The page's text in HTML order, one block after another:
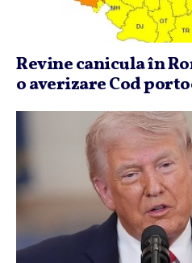
Revine canicula în
o averizare Cod